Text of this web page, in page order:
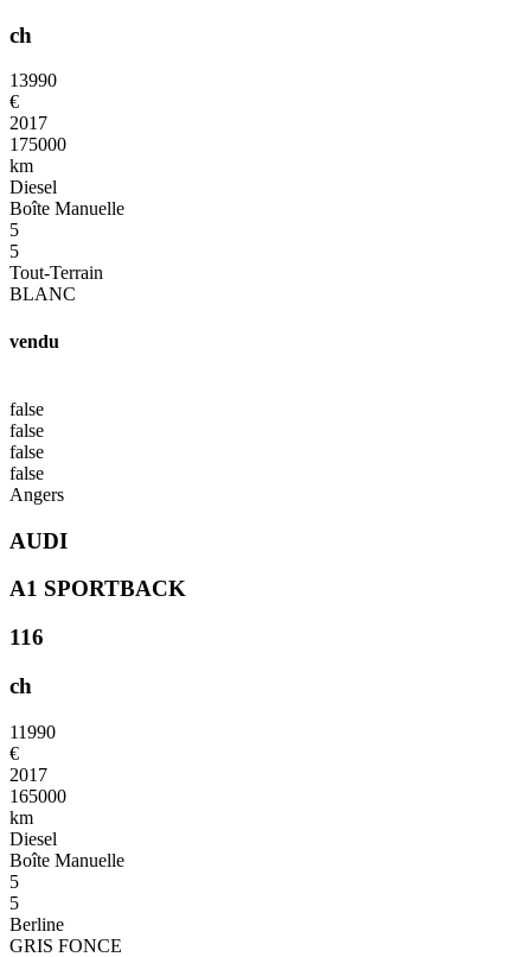
ch
13990
€
2017
175000
km
Diesel
Boîte Manuelle
5
5
Tout-Terrain
BLANC
vendu
false
false
false
false
Angers
AUDI
A1 SPORTBACK
116
ch
11990
€
2017
165000
km
Diesel
Boîte Manuelle
5
5
Berline
GRIS FONCE